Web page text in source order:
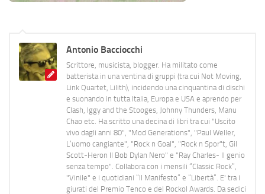
Antonio Bacciocchi
Scrittore, musicista, blogger. Ha militato come
batterista in una ventina di gruppi (tra cui Not Moving,
Link Quartet, Lilith), incidendo una cinquantina di dischi
e suonando in tutta Italia, Europa e USA e aprendo per
Clash, Iggy and the Stooges, Johnny Thunders, Manu
Chao etc. Ha scritto una decina di libri tra cui "Uscito
vivo dagli anni 80", "Mod Generations", "Paul Weller,
L’uomo cangiante", "Rock n Goal", "Rock n Spor"t, Gil
Scott-Heron Il Bob Dylan Nero" e "Ray Charles- Il genio
senza tempo". Collabora con i mensili “Classic Rock”,
"Vinile" e i quotidiani “Il Manifesto” e “Libertà”. E' tra i
giurati del Premio Tenco e del Rockol Awards. Da sedici